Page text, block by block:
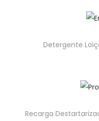
Detergente
Recarga